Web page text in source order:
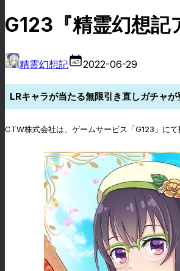
G123『精霊幻想
精霊幻想記 2022-06-29
LRキャラが当たる無限引き直しガチャが
CTW株式会社は、ゲームサービス「G123」に